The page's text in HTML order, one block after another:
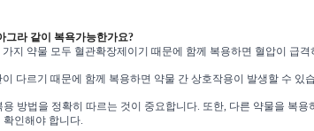
그라 같이 복욕가능한가요?
지 약물 모두 혈관확장제이기 때문에 함께 복용하면 혈압이 급
다르기 때문에 함께 복용하면 약물 간 상호작용이 발생할 수 있
방법을 정확히 따르는 것이 중요합니다. 또한, 다른 약물을 복
확인해야 합니다.